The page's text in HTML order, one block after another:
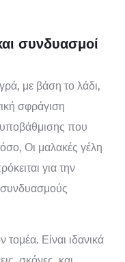
συνδυασμοί
με βάση το λάδι,
σφράγιση
υποβάθμισης που
Οι μαλακές γέλη
για την
Είναι ιδανικά